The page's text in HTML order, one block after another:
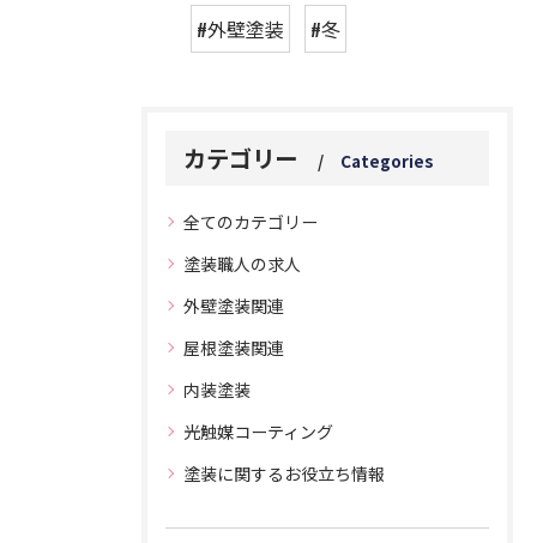
#外壁塗装 #冬
カテゴリー Categories
全てのカテゴリー
塗装職人の求人
外壁塗装関連
屋根塗装関連
内装塗装
光触媒コーティング
塗装に関するお役立ち情報